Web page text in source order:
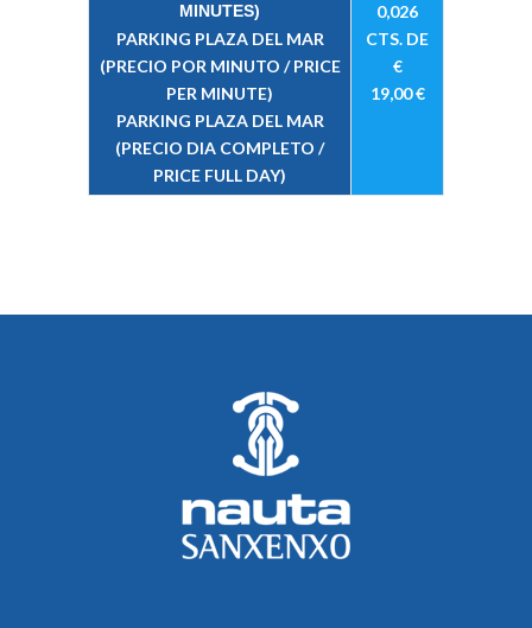
MINUTES)
PARKING PLAZA DEL MAR
(PRECIO POR MINUTO / PRICE
PER MINUTE)
PARKING PLAZA DEL MAR
(PRECIO DIA COMPLETO /
PRICE FULL DAY)
0,026
CTS. DE
€
19,00 €